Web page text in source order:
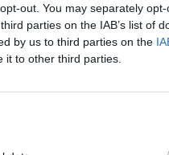
out. You may separately
parties on the IAB’s list of
by us to third parties on the
it to other third parties.
przyp. red.] lepiej,
ich jakoś dużo ze względu
coś zmieniać. To
było jednak ofertą,
bardzo lubię to jak
decyzja.
nami [ ]